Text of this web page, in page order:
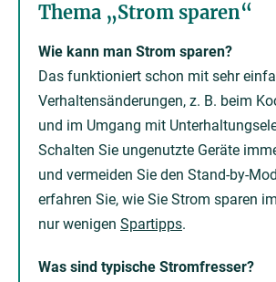
Thema „Strom sparen“
Wie kann man Strom sparen?
Das funktioniert schon mit sehr
Verhaltensänderungen, z. B. beim
und im Umgang mit
Schalten Sie ungenutzte Geräte
und vermeiden Sie den Stand-by-
erfahren Sie, wie Sie Strom sparen
nur wenigen Spartipps.
Was sind typische Stromfresser?